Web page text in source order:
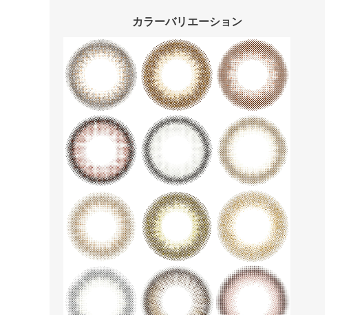
カラーバリエーション